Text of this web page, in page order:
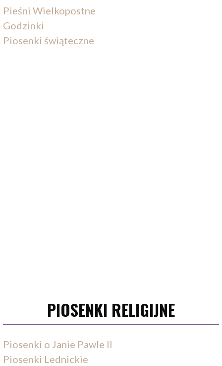
Pieśni Wielkopostne
Godzinki
Piosenki świąteczne
PIOSENKI RELIGIJNE
Piosenki o Janie Pawle II
Piosenki Lednickie